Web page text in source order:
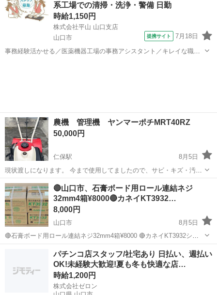
系工場での清掃・洗浄・警備 日勤
時給1,150円
株式会社平山 山口支店
山口市
提携サイト 7月18日
事務経験活かせる／医薬機器工場の事務アシスタント／キレイな職場
農機 管理機 ヤンマーポチMRT40RZ
50,000円
仁保駅
8月5日
現状渡しになります。 今まで使用してましたので、サビ・キズ・汚れ
などがございます。 点検整備は常に悪いところは部品交換していま
す。 耕耘爪は2025年交換済み(交換後2回使用) 現物確認をお願いしま
す。
山口 山口市 仁保駅 その他 ヤンマー
🔴山口市、石膏ボード用ロール連結ネジ
32mm4箱¥8000🔴カネイKT3932…
8,000円
山口市
8月5日
🔴石膏ボード用ロール連結ネジ32mm4箱¥8000 🔴カネイKT3932シル
バーグリーン 🔴(100本x20巻)x4箱＝8000本 🔴未開封です ●【手渡し】
山口市大内矢田南8-19-11当店駐車場 営業...
パチンコ店スタッフ/社宅あり 日払い、週払い
OK!未経験大歓迎!夏も冬も快適な店…
時給1,200円
株式会社ゼロン